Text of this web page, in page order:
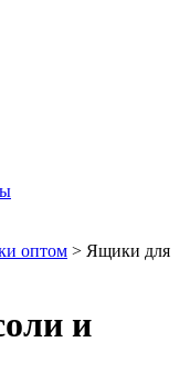
оптом > Ящики для
и